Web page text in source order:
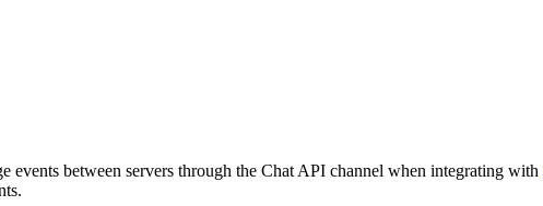
events between servers through the Chat API channel when integrating with